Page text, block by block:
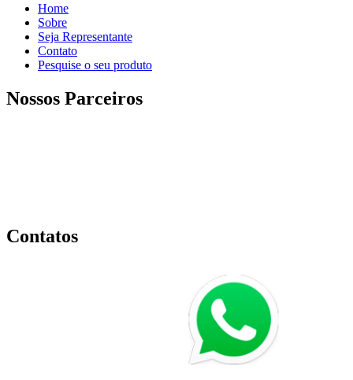
Home
Sobre
Seja Representante
Contato
Pesquise o seu produto
Nossos Parceiros
Contatos